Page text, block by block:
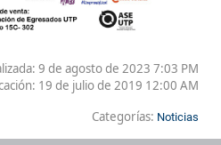
9 de agosto de 2023 7:03 PM
19 de julio de 2019 12:00 AM
Categorías: Noticias